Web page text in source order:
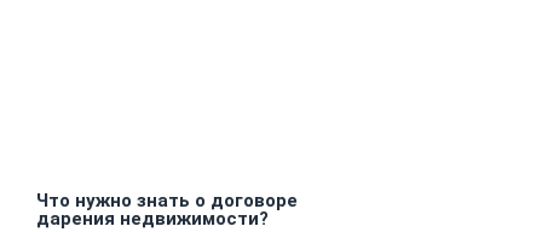
Что нужно знать о договоре
дарения недвижимости?